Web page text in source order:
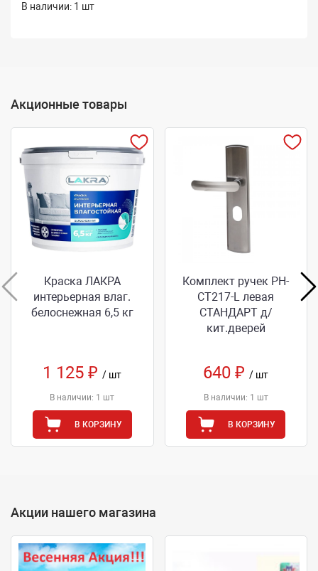
В наличии: 1 шт
Акционные товары
Краска ЛАКРА
интерьерная влаг.
белоснежная 6,5 кг
1 125 ₽/ шт
В наличии: 1 шт
В КОРЗИНУ
Комплект ручек РН-
СТ217-L левая
СТАНДАРТ д/
кит.дверей
640 ₽/ шт
В наличии: 1 шт
В КОРЗИНУ
Акции нашего магазина